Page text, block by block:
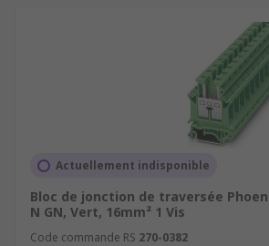
Actuellement indisponible
Bloc de jonction de traversée
N GN, Vert, 16mm² 1 Vis
Code commande RS 270-0382